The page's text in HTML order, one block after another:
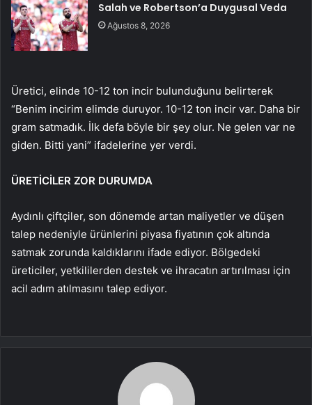
Salah ve Robertson’a Duygusal Veda
Ağustos 8, 2026
Üretici, elinde 10-12 ton incir bulunduğunu belirterek
“Benim incirim elimde duruyor. 10-12 ton incir var. Daha bir
gram satmadık. İlk defa böyle bir şey olur. Ne gelen var ne
giden. Bitti yani” ifadelerine yer verdi.
ÜRETİCİLER ZOR DURUMDA
Aydınlı çiftçiler, son dönemde artan maliyetler ve düşen
talep nedeniyle ürünlerini piyasa fiyatının çok altında
satmak zorunda kaldıklarını ifade ediyor. Bölgedeki
üreticiler, yetkililerden destek ve ihracatın artırılması için
acil adım atılmasını talep ediyor.